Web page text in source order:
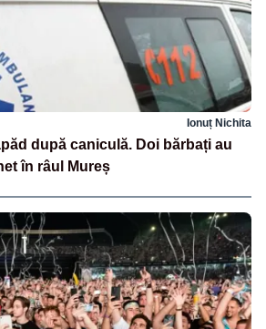
Ionuț Nichita
după caniculă. Doi bărbați au
în râul Mureș